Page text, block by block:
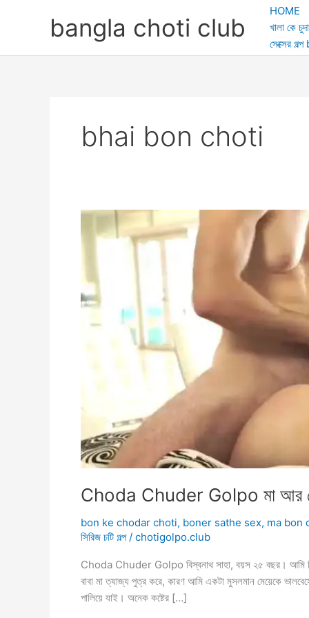
bangla choti club
HOME
খালা কে
সেক্সের
bhai bon choti
Choda Chuder Golpo মা আর
bon ke chodar choti, boner sathe sex, ma bon
সিরিজ চটি গল্প/ chotigolpo.club
Choda Chuder Golpo বিস্বনাথ সাহা, বয়স ২৫ বছর। আমি
বাবা মা ত্যাজ্য পুত্র করে, কারণ আমি একটা মুসলমান মেয়েকে
পালিয়ে যাই। অনেক কষ্টের […]